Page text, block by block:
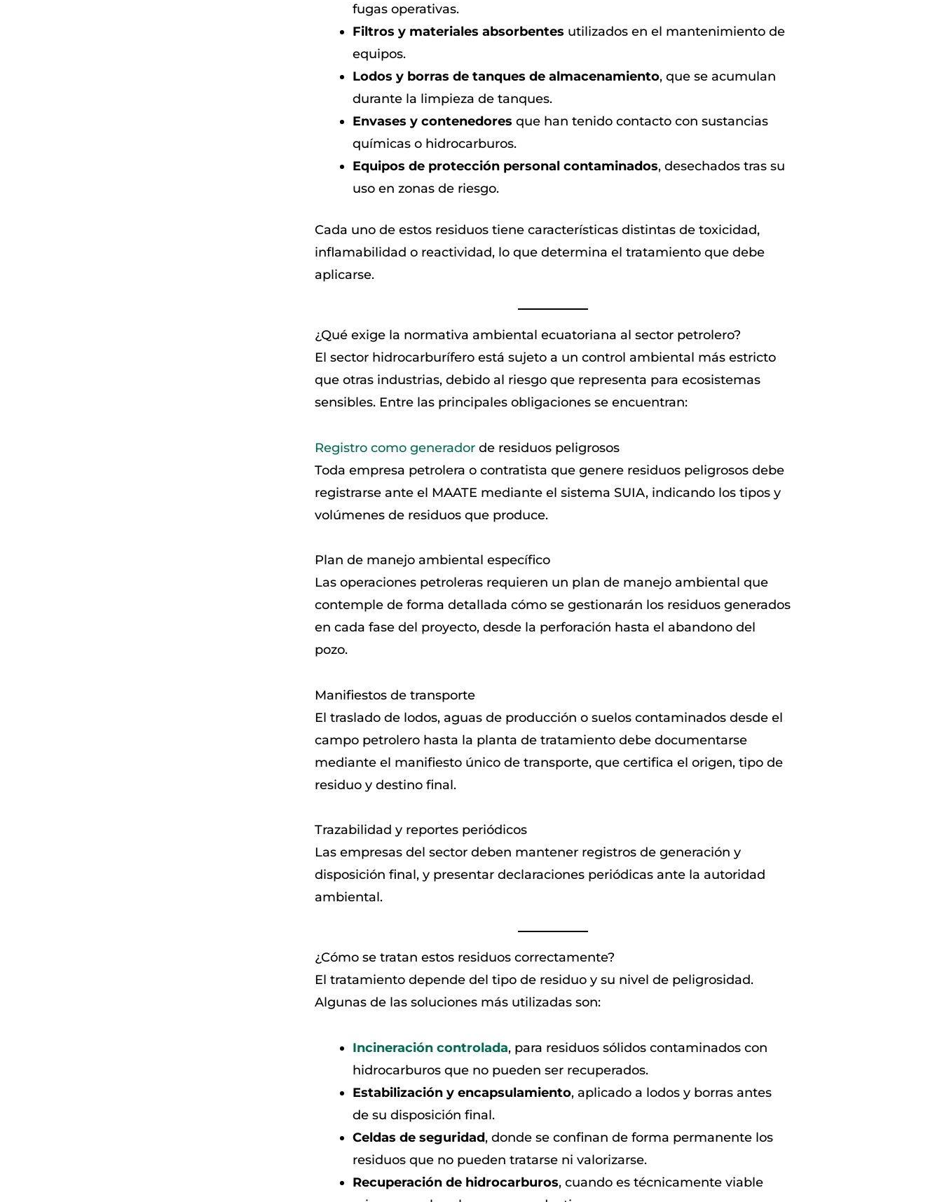
fugas operativas.
Filtros y materiales absorbentes utilizados en el mantenimiento de
equipos.
Lodos y borras de tanques de almacenamiento, que se acumulan
durante la limpieza de tanques.
Envases y contenedores que han tenido contacto con sustancias
químicas o hidrocarburos.
Equipos de protección personal contaminados, desechados tras su
uso en zonas de riesgo.
Cada uno de estos residuos tiene características distintas de toxicidad,
inflamabilidad o reactividad, lo que determina el tratamiento que debe
aplicarse.
¿Qué exige la normativa ambiental ecuatoriana al sector petrolero?
El sector hidrocarburífero está sujeto a un control ambiental más estricto
que otras industrias, debido al riesgo que representa para ecosistemas
sensibles. Entre las principales obligaciones se encuentran:
Registro como generador de residuos peligrosos
Toda empresa petrolera o contratista que genere residuos peligrosos debe
registrarse ante el MAATE mediante el sistema SUIA, indicando los tipos y
volúmenes de residuos que produce.
Plan de manejo ambiental específico
Las operaciones petroleras requieren un plan de manejo ambiental que
contemple de forma detallada cómo se gestionarán los residuos generados
en cada fase del proyecto, desde la perforación hasta el abandono del
pozo.
Manifiestos de transporte
El traslado de lodos, aguas de producción o suelos contaminados desde el
campo petrolero hasta la planta de tratamiento debe documentarse
mediante el manifiesto único de transporte, que certifica el origen, tipo de
residuo y destino final.
Trazabilidad y reportes periódicos
Las empresas del sector deben mantener registros de generación y
disposición final, y presentar declaraciones periódicas ante la autoridad
ambiental.
¿Cómo se tratan estos residuos correctamente?
El tratamiento depende del tipo de residuo y su nivel de peligrosidad.
Algunas de las soluciones más utilizadas son:
Incineración controlada, para residuos sólidos contaminados con
hidrocarburos que no pueden ser recuperados.
Estabilización y encapsulamiento, aplicado a lodos y borras antes
de su disposición final.
Celdas de seguridad, donde se confinan de forma permanente los
residuos que no pueden tratarse ni valorizarse.
Recuperación de hidrocarburos, cuando es técnicamente viable